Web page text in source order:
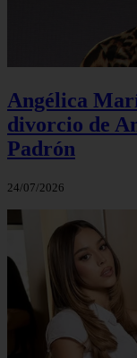
Angélica
divorcio de
Padrón
24/07/2026